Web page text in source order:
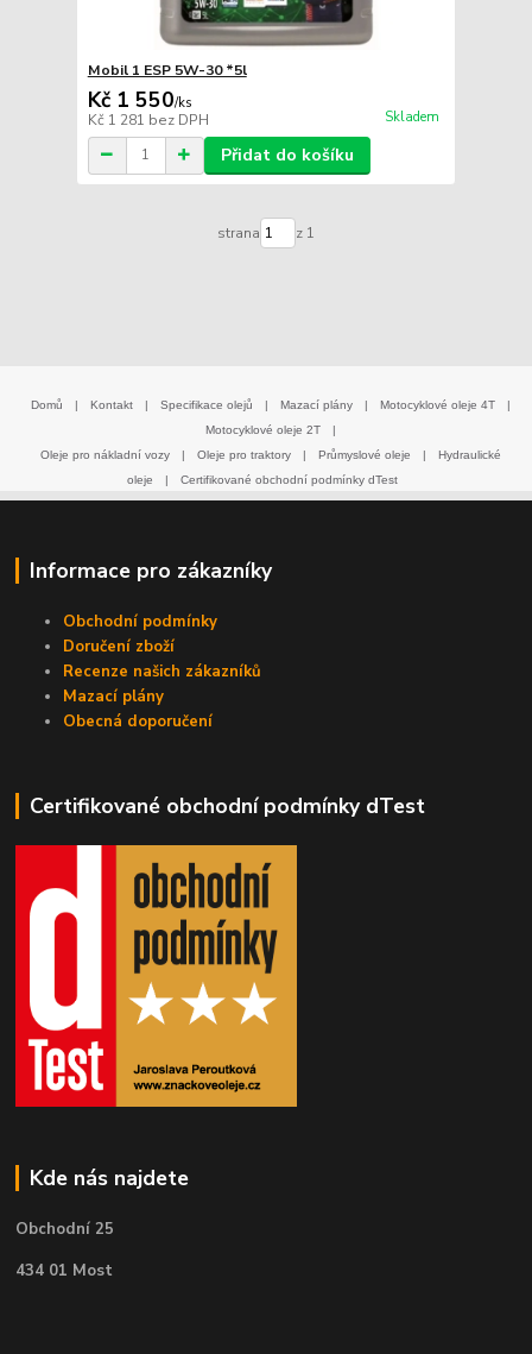
Mobil 1 ESP 5W-30 *5l
Kč 1 550/ks
Kč 1 281 bez DPH Skladem
Přidat do košíku
strana z 1
Domů | Kontakt | Specifikace olejů | Mazací plány | Motocyklové oleje 4T
|
Motocyklové oleje 2T
|
Oleje pro nákladní vozy
| Oleje pro traktory | Průmyslové oleje |
Hydraulické
oleje
| Certifikované obchodní podmínky dTest
Informace pro zákazníky
Obchodní podmínky
Doručení zboží
Recenze našich zákazníků
Mazací plány
Obecná doporučení
Certifikované obchodní podmínky dTest
Kde nás najdete
Obchodní 25
434 01 Most